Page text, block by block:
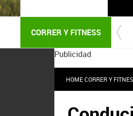
CORRER Y FITNESS
Publicidad
HOME CORRER Y